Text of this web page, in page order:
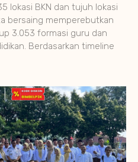
lokasi BKN dan tujuh lokasi
bersaing memperebutkan
3.053 formasi guru dan
Berdasarkan timeline